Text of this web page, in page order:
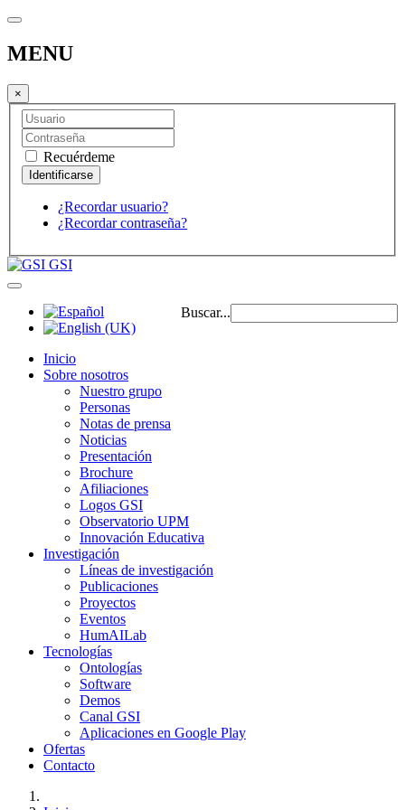
MENU
×
Recuérdeme
¿Recordar usuario?
¿Recordar contraseña?
GSI
Buscar...
Inicio
Sobre nosotros
Nuestro grupo
Personas
Notas de prensa
Noticias
Presentación
Brochure
Afiliaciones
Logos GSI
Observatorio UPM
Innovación Educativa
Investigación
Líneas de investigación
Publicaciones
Proyectos
Eventos
HumAILab
Tecnologías
Ontologías
Software
Demos
Canal GSI
Aplicaciones en Google Play
Ofertas
Contacto